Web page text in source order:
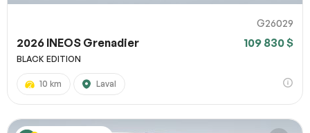
G26029
2026 INEOS Grenadier 109 830 $
BLACK EDITION
10 km Laval